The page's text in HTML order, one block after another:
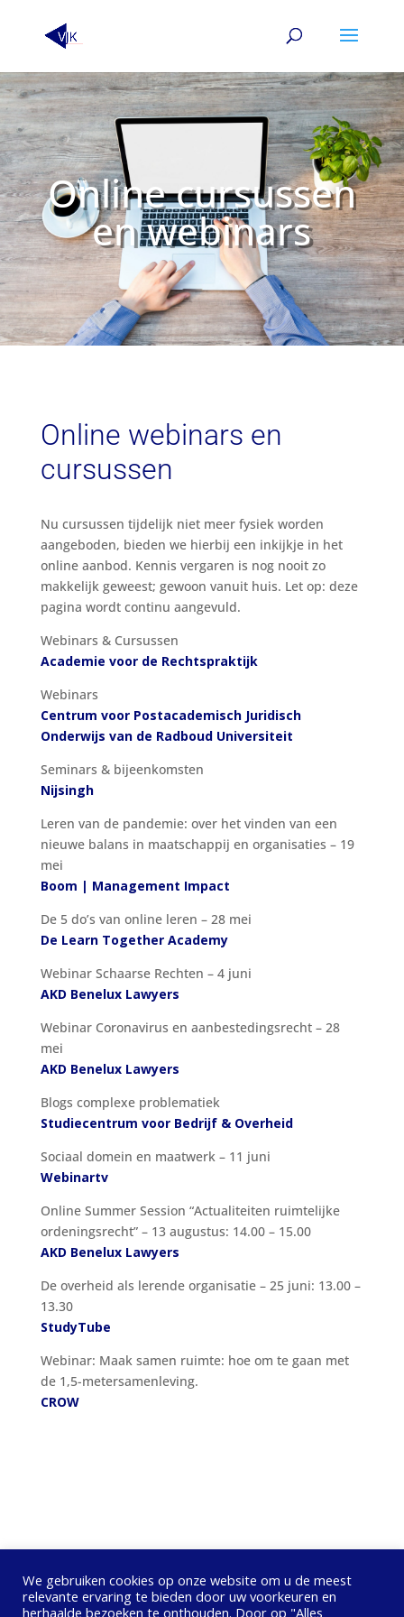
Online cursussen
en webinars
Online webinars en
cursussen
Nu cursussen tijdelijk niet meer fysiek worden
aangeboden, bieden we hierbij een inkijkje in het
online aanbod. Kennis vergaren is nog nooit zo
makkelijk geweest; gewoon vanuit huis. Let op: deze
pagina wordt continu aangevuld.
Webinars & Cursussen
Academie voor de Rechtspraktijk
Webinars
Centrum voor Postacademisch Juridisch
Onderwijs van de Radboud Universiteit
Seminars & bijeenkomsten
Nijsingh
Leren van de pandemie: over het vinden van een
nieuwe balans in maatschappij en organisaties – 19
mei
Boom | Management Impact
De 5 do’s van online leren – 28 mei
De Learn Together Academy
Webinar Schaarse Rechten – 4 juni
AKD Benelux Lawyers
Webinar Coronavirus en aanbestedingsrecht – 28
mei
AKD Benelux Lawyers
Blogs complexe problematiek
Studiecentrum voor Bedrijf & Overheid
Sociaal domein en maatwerk – 11 juni
Webinartv
Online Summer Session “Actualiteiten ruimtelijke
ordeningsrecht” – 13 augustus: 14.00 – 15.00
AKD Benelux Lawyers
De overheid als lerende organisatie – 25 juni: 13.00 –
13.30
StudyTube
Webinar: Maak samen ruimte: hoe om te gaan met
de 1,5-metersamenleving.
CROW
We gebruiken cookies op onze website om u de meest
relevante ervaring te bieden door uw voorkeuren en
herhaalde bezoeken te onthouden. Door op "Alles